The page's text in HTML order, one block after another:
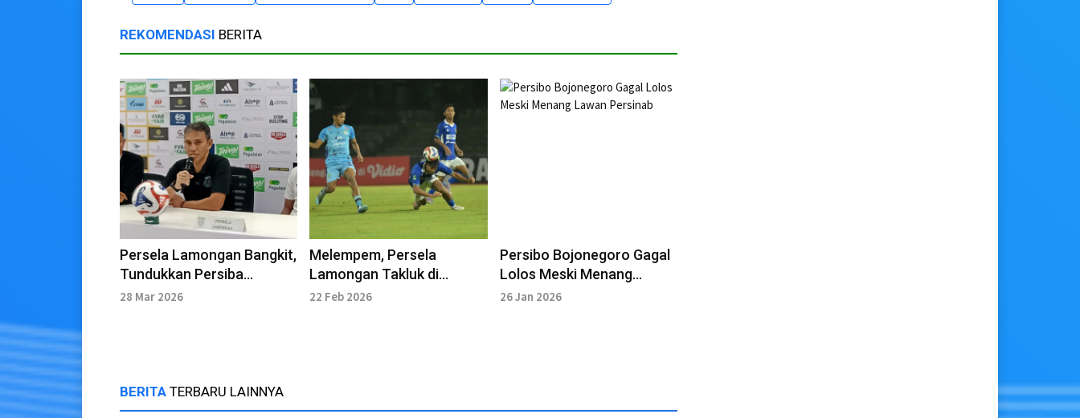
REKOMENDASI BERITA
Persela Lamongan Bangkit,
Tundukkan Persiba
Balikpapan 2-0
28 Mar 2026
Melempem, Persela
Lamongan Takluk di
Kandang Persiku Kudus 1-0
22 Feb 2026
Persibo Bojonegoro Gagal
Lolos Meski Menang
Lawan Persinab
26 Jan 2026
BERITA TERBARU LAINNYA